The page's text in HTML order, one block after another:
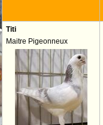
Titi
Maitre Pigeonneux